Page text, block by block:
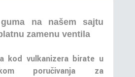
na našem sajtu
zamenu ventila
kod vulkanizera birate u
poručivanja za